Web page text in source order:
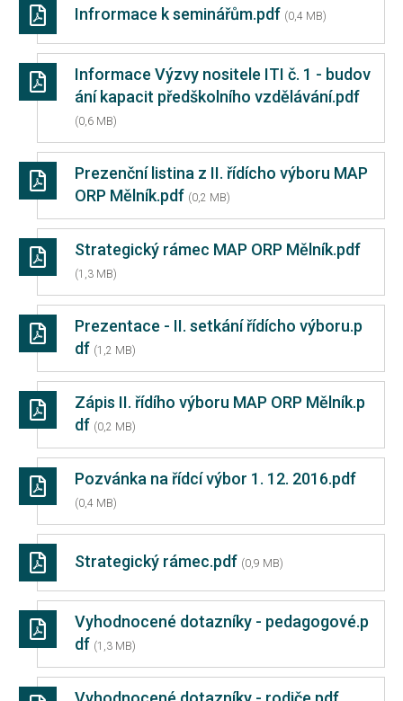
Infrormace k seminářům.pdf (0,4 MB)
Informace Výzvy nositele ITI č. 1 - budov
ání kapacit předškolního vzdělávání.pdf
(0,6 MB)
Prezenční listina z II. řídícho výboru MAP
ORP Mělník.pdf (0,2 MB)
Strategický rámec MAP ORP Mělník.pdf
(1,3 MB)
Prezentace - II. setkání řídícho výboru.p
df (1,2 MB)
Zápis II. řídího výboru MAP ORP Mělník.p
df (0,2 MB)
Pozvánka na řídcí výbor 1. 12. 2016.pdf
(0,4 MB)
Strategický rámec.pdf (0,9 MB)
Vyhodnocené dotazníky - pedagogové.p
df (1,3 MB)